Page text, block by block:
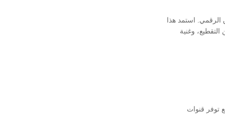
الرقمي. استمد هذا
وغنية
توفر قنوات